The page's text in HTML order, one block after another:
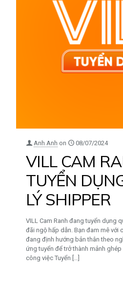
Anh Anh on 08/07/2024
VILL CAM
TUYỂN
LÝ SHIPPER
VILL Cam Ranh đang tuyển dụng
đãi ngộ hấp dẫn. Bạn đam mê với
đang định hướng bản thân theo
ứng tuyển để trở thành mảnh
công việc Tuyển […]